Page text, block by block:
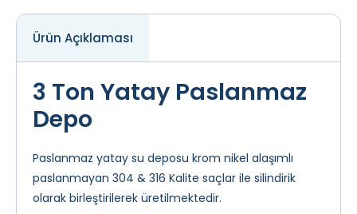
Ürün Açıklaması
3 Ton Yatay Paslanmaz
Depo
Paslanmaz yatay su deposu krom nikel alaşımlı
paslanmayan 304 & 316 Kalite saçlar ile silindirik
olarak birleştirilerek üretilmektedir.